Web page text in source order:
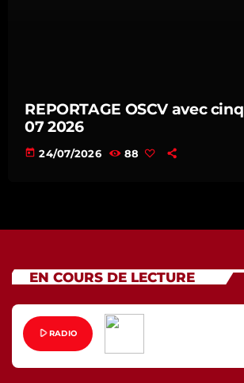
REPORTAGE OSCV avec cinq jeunes 24
07 2026
today 24/07/2026 88
EN COURS DE LECTURE
play_arrowRADIO